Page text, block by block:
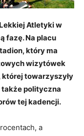
Atletyki w
fazę. Na placu
który ma
wizytówek
której towarzyszyły
także polityczna
tej kadencji.
a